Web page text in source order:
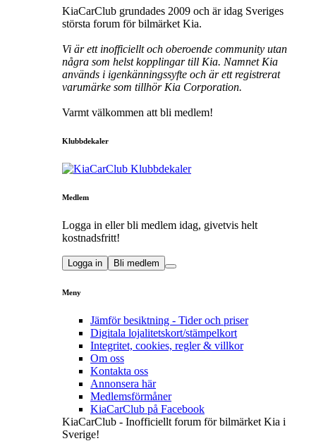
KiaCarClub grundades 2009 och är idag Sveriges
största forum för bilmärket Kia.
Vi är ett inofficiellt och oberoende community utan
några som helst kopplingar till Kia. Namnet Kia
används i igenkänningssyfte och är ett registrerat
varumärke som tillhör Kia Corporation.
Varmt välkommen att bli medlem!
Klubbdekaler
Medlem
Logga in eller bli medlem idag, givetvis helt
kostnadsfritt!
Logga in Bli medlem
Meny
Jämför besiktning - Tider och priser
Digitala lojalitetskort/stämpelkort
Integritet, cookies, regler & villkor
Om oss
Kontakta oss
Annonsera här
Medlemsförmåner
KiaCarClub på Facebook
KiaCarClub - Inofficiellt forum för bilmärket Kia i
Sverige!